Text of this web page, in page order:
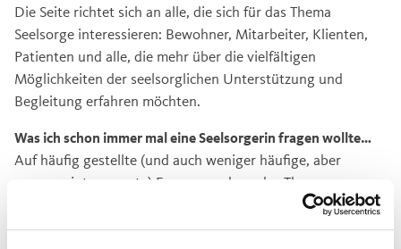
Die Seite richtet sich an alle, die sich für das Thema
Seelsorge interessieren: Bewohner, Mitarbeiter, Klienten,
Patienten und alle, die mehr über die vielfältigen
Möglichkeiten der seelsorglichen Unterstützung und
Begleitung erfahren möchten.
Was ich schon immer mal eine Seelsorgerin fragen wollte…
Auf häufig gestellte (und auch weniger häufige, aber
genauso interessante) Fragen rund um das Thema
Seelsorge geben wir kurze, verständliche Antworten. Hier
eine kleine Auswahl: